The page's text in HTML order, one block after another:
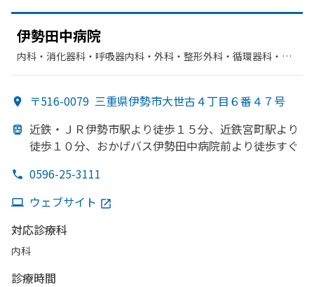
伊勢田中病院
内科・​消化器科・​呼吸器内科・​外科・​整形外科・​循環器科・​腎
〒516-0079 三重県伊勢市大世古４丁目６番４７号
近鉄・ＪＲ伊勢市駅より徒歩１５分、 近鉄宮町駅より
徒歩１０分、 おかげバス伊勢田中病院前より徒歩すぐ
0596-25-3111
ウェブサイト
対応診療科
内科
診療時間